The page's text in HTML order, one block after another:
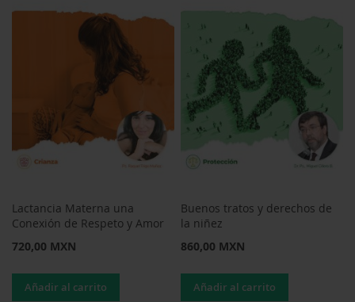
Lactancia Materna una
Conexión de Respeto y Amor
720,00 MXN
Añadir al carrito
Buenos tratos y derechos de
la niñez
860,00 MXN
Añadir al carrito